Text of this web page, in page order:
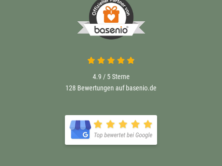
4.9 / 5Sterne
128 Bewertungen auf basenio.de
öffnet in neuem Fenster